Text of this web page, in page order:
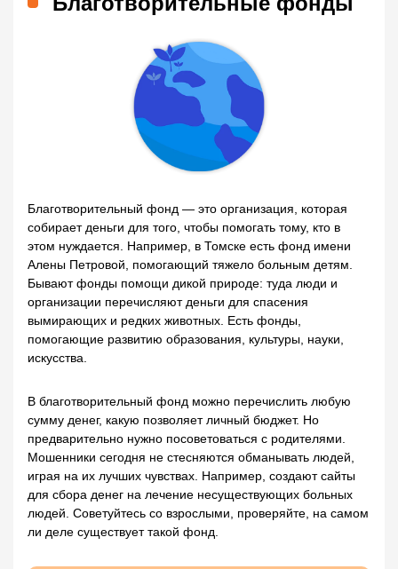
Благотворительный фонд — это организация, которая
собирает деньги для того, чтобы помогать тому, кто в
этом нуждается. Например, в Томске есть фонд имени
Алены Петровой, помогающий тяжело больным детям.
Бывают фонды помощи дикой природе: туда люди и
организации перечисляют деньги для спасения
вымирающих и редких животных. Есть фонды,
помогающие развитию образования, культуры, науки,
искусства.
В благотворительный фонд можно перечислить любую
сумму денег, какую позволяет личный бюджет. Но
предварительно нужно посоветоваться с родителями.
Мошенники сегодня не стесняются обманывать людей,
играя на их лучших чувствах. Например, создают сайты
для сбора денег на лечение несуществующих больных
людей. Советуйтесь со взрослыми, проверяйте, на самом
ли деле существует такой фонд.